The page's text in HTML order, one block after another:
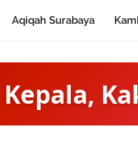
Aqiqah Surabaya
Kepala,